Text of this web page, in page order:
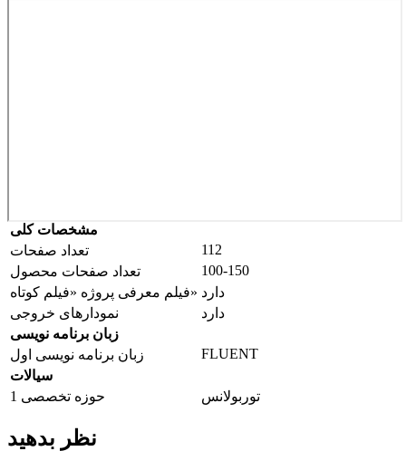
مشخصات کلی
تعداد صفحات
112
تعداد صفحات محصول
100-150
فیلم معرفی پروژه «فیلم کوتاه» دارد
نمودارهای خروجی
دارد
زبان برنامه نویسی
زبان برنامه نویسی اول
FLUENT
سیالات
حوزه تخصصی 1
توربولانس
نظر بدهید